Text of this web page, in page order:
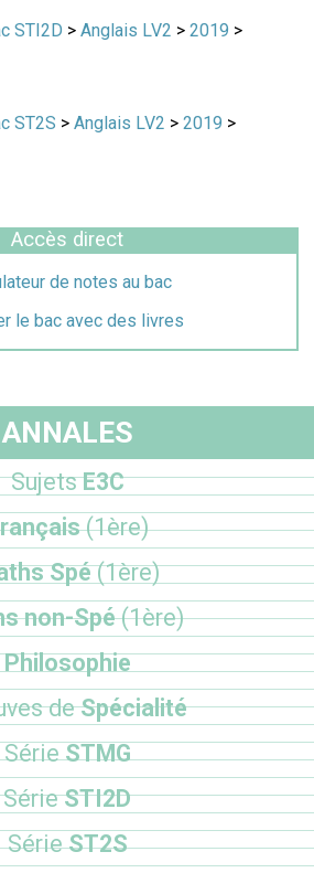
STI2D > Anglais LV2 > 2019 >
ST2S > Anglais LV2 > 2019 >
Accès direct
de notes au bac
le bac avec des livres
ANNALES
SujetsE3C
(1ère)
Spé(1ère)
non-Spé(1ère)
Philosophie
deSpécialité
SérieSTMG
SérieSTI2D
SérieST2S